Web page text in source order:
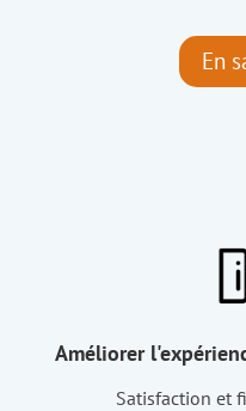
En
Améliorer
Satisfaction et